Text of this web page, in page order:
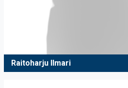
Raitoharju Ilmari